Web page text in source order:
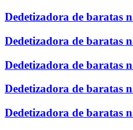
Dedetizadora de baratas
Dedetizadora de baratas
Dedetizadora de baratas
Dedetizadora de baratas
Dedetizadora de baratas